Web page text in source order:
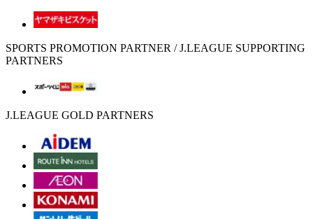
SPORTS PROMOTION PARTNER / J.LEAGUE SUPPORTING
PARTNERS
J.LEAGUE GOLD PARTNERS